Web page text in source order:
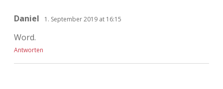
Daniel 1. September 2019 at 16:15
Word.
Antworten